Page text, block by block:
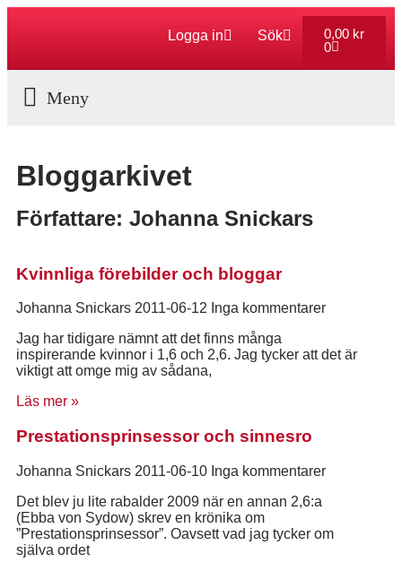
Logga in Sök 0,00 kr
0
Bloggarkivet
Författare: Johanna Snickars
Kvinnliga förebilder och bloggar
Johanna Snickars 2011-06-12 Inga kommentarer
Jag har tidigare nämnt att det finns många
inspirerande kvinnor i 1,6 och 2,6. Jag tycker att det är
viktigt att omge mig av sådana,
Läs mer »
Prestationsprinsessor och sinnesro
Johanna Snickars 2011-06-10 Inga kommentarer
Det blev ju lite rabalder 2009 när en annan 2,6:a
(Ebba von Sydow) skrev en krönika om
”Prestationsprinsessor”. Oavsett vad jag tycker om
själva ordet